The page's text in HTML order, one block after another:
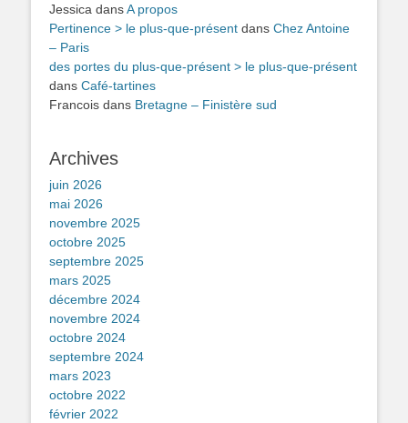
Jessica dansA propos
Pertinence > le plus-que-présent dans Chez Antoine
– Paris
des portes du plus-que-présent > le plus-que-présent
dans Café-tartines
Francois dans Bretagne – Finistère sud
Archives
juin 2026
mai 2026
novembre 2025
octobre 2025
septembre 2025
mars 2025
décembre 2024
novembre 2024
octobre 2024
septembre 2024
mars 2023
octobre 2022
février 2022